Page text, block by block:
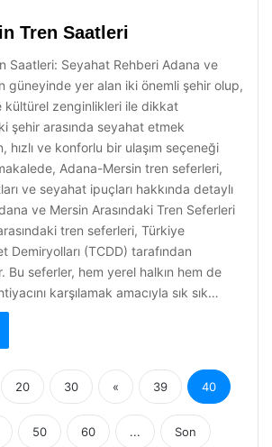
Tren Saatleri
Saatleri: Seyahat Rehberi Adana ve
güneyinde yer alan iki önemli şehir olup,
kültürel zenginlikleri ile dikkat
şehir arasında seyahat etmek
hızlı ve konforlu bir ulaşım seçeneği
Adana-Mersin tren seferleri,
ve seyahat ipuçları hakkında detaylı
ve Mersin Arasındaki Tren Seferleri
tren seferleri, Türkiye
Demiryolları (TCDD) tarafından
Bu seferler, hem yerel halkın hem de
karşılamak amacıyla sık sık…
20 30 « 39 40
50 60 ... Son